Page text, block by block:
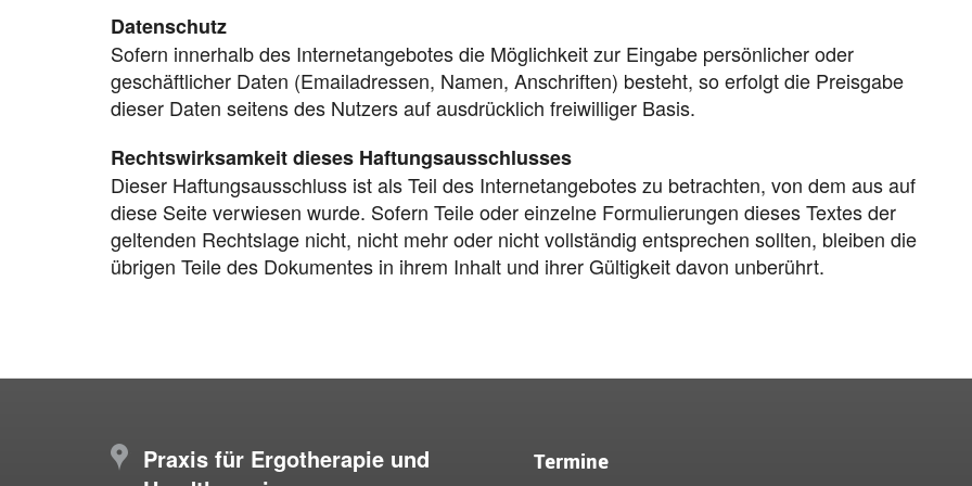
Datenschutz
Sofern innerhalb des Internetangebotes die Möglichkeit zur Eingabe persönlicher oder
geschäftlicher Daten (Emailadressen, Namen, Anschriften) besteht, so erfolgt die Preisgabe
dieser Daten seitens des Nutzers auf ausdrücklich freiwilliger Basis.
Rechtswirksamkeit dieses Haftungsausschlusses
Dieser Haftungsausschluss ist als Teil des Internetangebotes zu betrachten, von dem aus auf
diese Seite verwiesen wurde. Sofern Teile oder einzelne Formulierungen dieses Textes der
geltenden Rechtslage nicht, nicht mehr oder nicht vollständig entsprechen sollten, bleiben die
übrigen Teile des Dokumentes in ihrem Inhalt und ihrer Gültigkeit davon unberührt.
Praxis für Ergotherapie und
Termine